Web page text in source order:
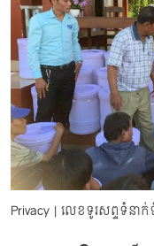
Privacy | លេខទូរសព្ទទំនា